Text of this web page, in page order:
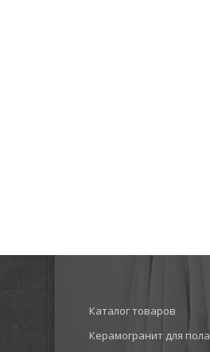
Каталог товаров
Керамогранит для пола